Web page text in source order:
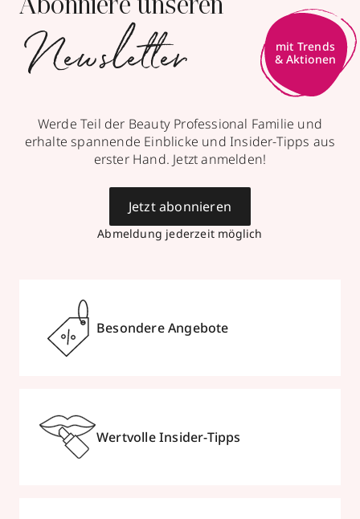
Abonniere unseren
Newsletter
Werde Teil der Beauty Professional Familie und
erhalte spannende Einblicke und Insider-Tipps aus
erster Hand. Jetzt anmelden!
Abmeldung jederzeit möglich
Jetzt abonnieren
Besondere Angebote
Wertvolle Insider-Tipps